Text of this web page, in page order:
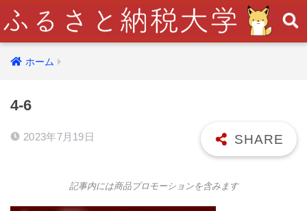
ホーム
4-6
2023年7月19日
記事内には商品プロモーションを含みます